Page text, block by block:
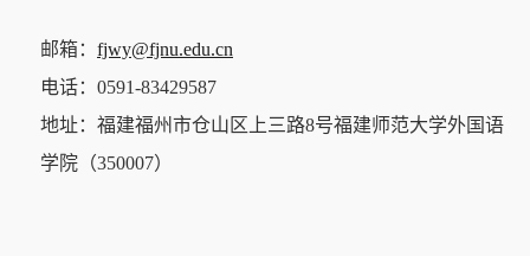
邮箱： fjwy@fjnu.edu.cn
电话： 0591-83429587
地址：福建福州市仓山区上三路8号福建师范大学外国语
学院（350007）